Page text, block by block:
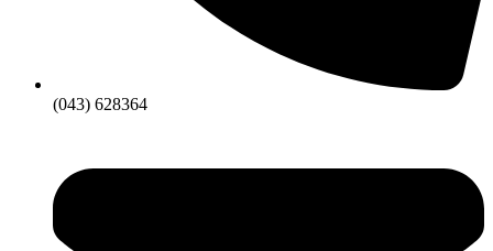
(043) 628364